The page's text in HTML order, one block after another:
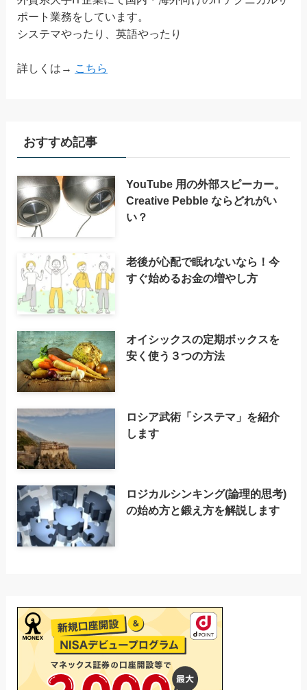
ポート業務をしています。
システマやったり、英語やったり
詳しくは→ こちら
おすすめ記事
YouTube 用の外部スピーカー。
Creative Pebble ならどれがい
い？
老後が心配で眠れないなら！今
すぐ始めるお金の増やし方
オイシックスの定期ボックスを
安く使う３つの方法
ロシア武術「システマ」を紹介
します
ロジカルシンキング(論理的思考)
の始め方と鍛え方を解説します